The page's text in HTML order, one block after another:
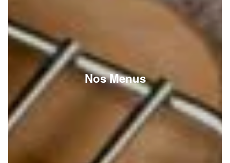
Nos Menus